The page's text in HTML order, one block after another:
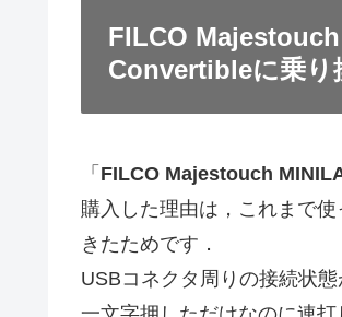
FILCO
Convertibleに乗り
「 FILCO Majestouch
購入した理由は，これまで
きたためです．
USBコネクタ周りの接続状